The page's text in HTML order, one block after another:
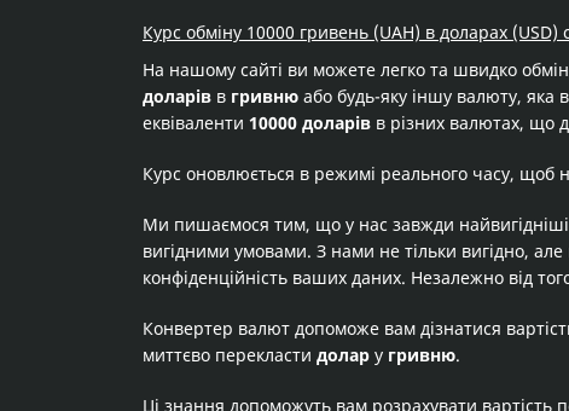
Курс обміну 10000 гривень (UAH) в доларах (USD)
На нашому сайті ви можете легко та швидко
доларів в гривню або будь-яку іншу валюту, яка
еквіваленти 10000 доларів в різних валютах, що
Курс оновлюється в режимі реального часу, щоб
Ми пишаємося тим, що у нас завжди
вигідними умовами. З нами не тільки вигідно,
конфіденційність ваших даних. Незалежно від
Конвертер валют допоможе вам дізнатися
миттєво перекласти долар у гривню.
Ці знання допоможуть вам розрахувати вартість